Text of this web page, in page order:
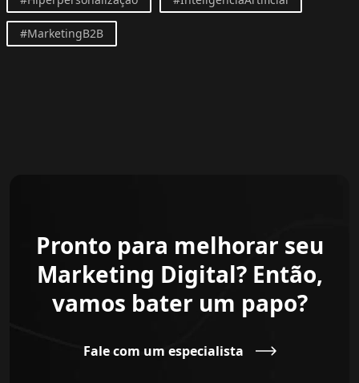
#MarketingB2B
Pronto para melhorar seu
Marketing Digital? Então,
vamos bater um papo?
Fale com um especialista